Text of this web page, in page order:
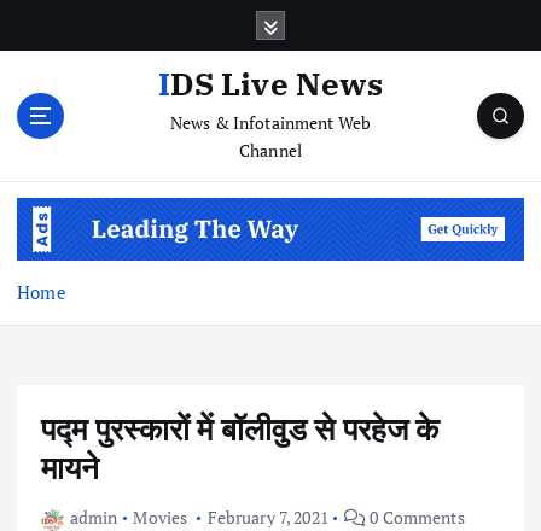
IDS Live News
News & Infotainment Web
Channel
Home
पद्म पुरस्कारों में बॉलीवुड से परहेज के
मायने
admin Movies February 7, 2021 0 Comments